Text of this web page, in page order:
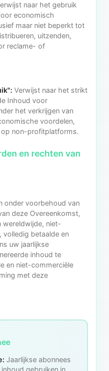
naar het gebruik
economisch
maar niet beperkt tot
uitzenden,
reclame- of
Verwijst naar het strikt
Inhoud voor
het verkrijgen van
voordelen,
non-profitplatforms.
en rechten van
onder voorbehoud van
deze Overeenkomst,
wereldwijde, niet-
volledig betaalde en
uw jaarlijkse
inhoud te
en niet-commerciële
met deze
Jaarlijkse abonnees